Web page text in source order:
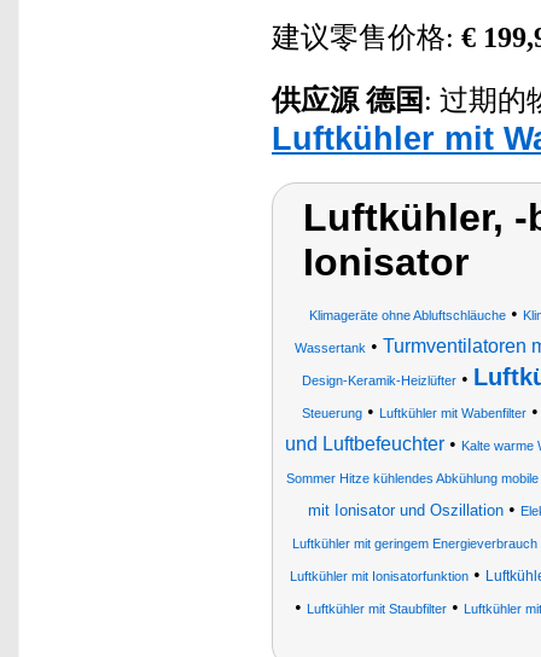
建议零售价格: €
供应源 德国 : 过期的
Luftkühler mit
Luftkühler,
Ionisator
Klimageräte ohne Abluftschläuche•
Wassertank • Turmventilatoren
Design-Keramik-Heizlüfter •
Steuerung• Luftkühler mit Wabenfilter
und Luftbefeuchter • Kalte warme
Sommer Hitze kühlendes Abkühlung
mit Ionisator und Oszillation•
Luftkühler mit geringem Energieverbrauch
Luftkühler mit Ionisatorfunktion•
• Luftkühler mit Staubfilter• Luftkühler